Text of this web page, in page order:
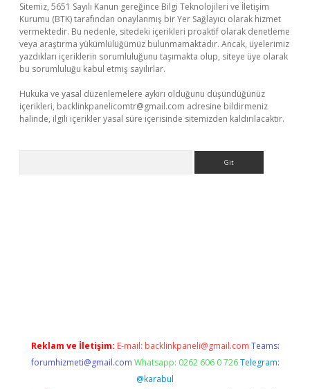
Sitemiz, 5651 Sayılı Kanun gereğince Bilgi Teknolojileri ve İletişim
Kurumu (BTK) tarafından onaylanmış bir Yer Sağlayıcı olarak hizmet
vermektedir. Bu nedenle, sitedeki içerikleri proaktif olarak denetleme
veya araştırma yükümlülüğümüz bulunmamaktadır. Ancak, üyelerimiz
yazdıkları içeriklerin sorumluluğunu taşımakta olup, siteye üye olarak
bu sorumluluğu kabul etmiş sayılırlar.
Hukuka ve yasal düzenlemelere aykırı olduğunu düşündüğünüz
içerikleri, backlinkpanelicomtr@gmail.com adresine bildirmeniz
halinde, ilgili içerikler yasal süre içerisinde sitemizden kaldırılacaktır.
Reklam ve İletişim: E-mail: backlinkpaneli@gmail.com Teams:
forumhizmeti@gmail.com Whatsapp: 0262 606 0 726 Telegram:
@karabul